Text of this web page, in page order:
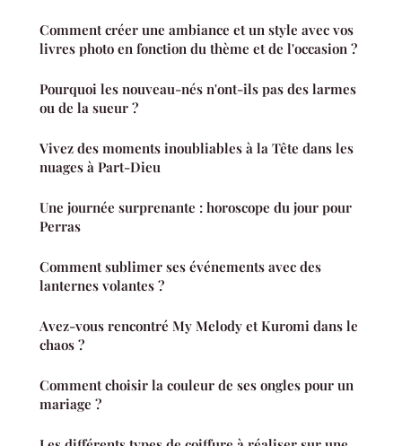
Comment créer une ambiance et un style avec vos
livres photo en fonction du thème et de l'occasion ?
Pourquoi les nouveau-nés n'ont-ils pas des larmes
ou de la sueur ?
Vivez des moments inoubliables à la Tête dans les
nuages à Part-Dieu
Une journée surprenante : horoscope du jour pour
Perras
Comment sublimer ses événements avec des
lanternes volantes ?
Avez-vous rencontré My Melody et Kuromi dans le
chaos ?
Comment choisir la couleur de ses ongles pour un
mariage ?